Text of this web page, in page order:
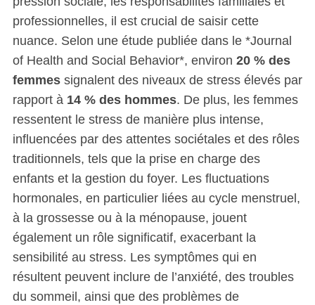
professionnelles, il est crucial de saisir cette
nuance. Selon une étude publiée dans le *Journal
of Health and Social Behavior*, environ 20 % des
femmessignalent des niveaux de stress élevés par
rapport à 14 % des hommes. De plus, les femmes
ressentent le stress de manière plus intense,
influencées par des attentes sociétales et des rôles
traditionnels, tels que la prise en charge des
enfants et la gestion du foyer. Les fluctuations
hormonales, en particulier liées au cycle menstruel,
à la grossesse ou à la ménopause, jouent
également un rôle significatif, exacerbant la
sensibilité au stress. Les symptômes qui en
résultent peuvent inclure de l’anxiété, des troubles
du sommeil, ainsi que des problèmes de